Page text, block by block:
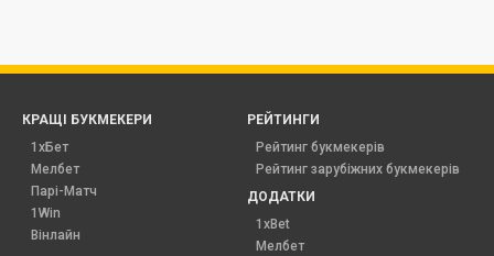
КРАЩІ БУКМЕКЕРИ
1хБет
Мелбет
Парі-Матч
1Win
Вінлайн
РЕЙТИНГИ
Рейтинг букмекерів
Рейтинг зарубіжних букмекерів
ДОДАТКИ
1xBet
Мелбет